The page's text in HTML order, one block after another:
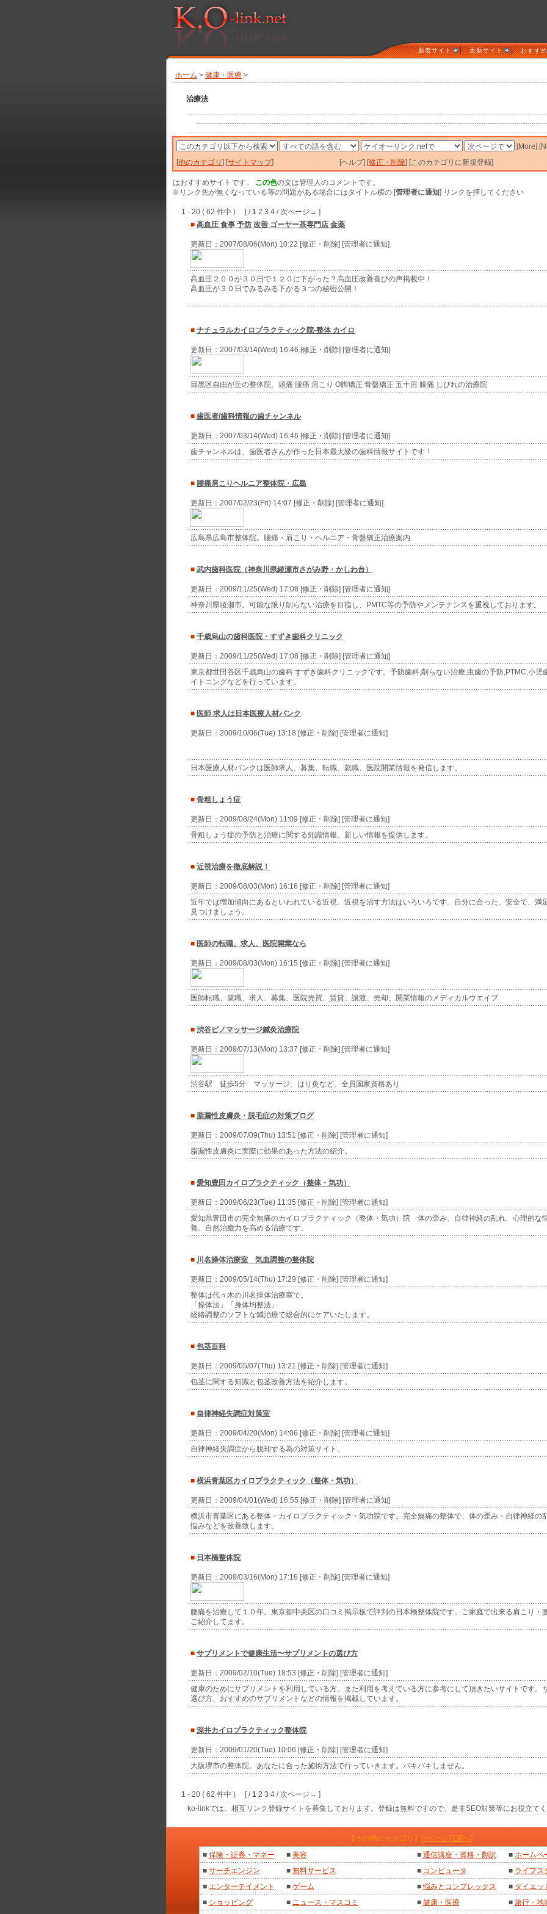
新着サイト | 更新サイト | おすす
ホーム > 健康・医療 >
治療法
[More]
[他のカテゴリ ] [サイトマップ] [ヘルプ] [修正・削除] [このカテゴリに新規登録]
はおすすめサイトです。 この色の文は管理人のコメントです。
※リンク先が無くなっている等の問題がある場合にはタイトル横の [管理者に通知] リンクを押してください
1 - 20 ( 62 件中 ) [ /1 2 3 4 / 次ページ→ ]
■ 高血圧 食事 予防 改善 ゴーヤー茶専門店 金薬
更新日：2007/08/06(Mon) 10:22 [修正・削除] [管理者に通知]
高血圧２００が３０日で１２０に下がった？高血圧改善喜びの声掲載中！
高血圧が３０日でみるみる下がる３つの秘密公開！
■ ナチュラルカイロプラクティック院-整体 カイロ
更新日：2007/03/14(Wed) 16:46 [修正・削除] [管理者に通知]
目黒区自由が丘の整体院。頭痛 腰痛 肩こり O脚矯正 骨盤矯正 五十肩 膝痛 しびれの治療院
■ 歯医者/歯科情報の歯チャンネル
更新日：2007/03/14(Wed) 16:46 [修正・削除] [管理者に通知]
歯チャンネルは、歯医者さんが作った日本最大級の歯科情報サイトです！
■ 腰痛肩こりヘルニア整体院・広島
更新日：2007/02/23(Fri) 14:07 [修正・削除] [管理者に通知]
広島県広島市整体院。腰痛・肩こり・ヘルニア・骨盤矯正治療案内
■ 武内歯科医院（神奈川県綾瀬市さがみ野・かしわ台）
更新日：2009/11/25(Wed) 17:08 [修正・削除] [管理者に通知]
神奈川県綾瀬市。可能な限り削らない治療を目指し、PMTC等の予防やメンテナンスを重視しております。
■ 千歳烏山の歯科医院・すずき歯科クリニック
更新日：2009/11/25(Wed) 17:08 [修正・削除] [管理者に通知]
東京都世田谷区千歳烏山の歯科 すずき歯科クリニックです。予防歯科,削らない治療,虫歯の予防,PTMC,小児
イトニングなどを行っています。
■ 医師 求人は日本医療人材バンク
更新日：2009/10/06(Tue) 13:18 [修正・削除] [管理者に通知]
日本医療人材バンクは医師求人、募集、転職、就職、医院開業情報を発信します。
■ 骨粗しょう症
更新日：2009/08/24(Mon) 11:09 [修正・削除] [管理者に通知]
骨粗しょう症の予防と治療に関する知識情報、新しい情報を提供します。
■ 近視治療を徹底解説！
更新日：2009/08/03(Mon) 16:16 [修正・削除] [管理者に通知]
近年では増加傾向にあるといわれている近視。近視を治す方法はいろいろです。自分に合った、安全で、満
見つけましょう。
■ 医師の転職、求人、医院開業なら
更新日：2009/08/03(Mon) 16:15 [修正・削除] [管理者に通知]
医師転職、就職、求人、募集、医院売買、賃貸、譲渡、売却、開業情報のメディカルウエイブ
■ 渋谷ピノマッサージ鍼灸治療院
更新日：2009/07/13(Mon) 13:37 [修正・削除] [管理者に通知]
渋谷駅 徒歩5分 マッサージ、はり灸など。全員国家資格あり
■ 脂漏性皮膚炎・脱毛症の対策ブログ
更新日：2009/07/09(Thu) 13:51 [修正・削除] [管理者に通知]
脂漏性皮膚炎に実際に効果のあった方法の紹介。
■ 愛知豊田カイロプラクティック（整体・気功）
更新日：2009/06/23(Tue) 11:35 [修正・削除] [管理者に通知]
愛知県豊田市の完全無痛のカイロプラクティック（整体・気功）院 体の歪み、自律神経の乱れ、心理的な
善。自然治癒力を高める治療です。
■ 川名操体治療室 気血調整の整体院
更新日：2009/05/14(Thu) 17:29 [修正・削除] [管理者に通知]
整体は代々木の川名操体治療室で。
「操体法」「身体均整法」
経絡調整のソフトな鍼治療で総合的にケアいたします。
■ 包茎百科
更新日：2009/05/07(Thu) 13:21 [修正・削除] [管理者に通知]
包茎に関する知識と包茎改善方法を紹介します。
■ 自律神経失調症対策室
更新日：2009/04/20(Mon) 14:06 [修正・削除] [管理者に通知]
自律神経失調症から脱却する為の対策サイト。
■ 横浜青葉区カイロプラクティック（整体・気功）
更新日：2009/04/01(Wed) 16:55 [修正・削除] [管理者に通知]
横浜市青葉区にある整体・カイロプラクティック・気功院です。完全無痛の整体で、体の歪み・自律神経の
悩みなどを改善致します。
■ 日本橋整体院
更新日：2009/03/16(Mon) 17:16 [修正・削除] [管理者に通知]
腰痛を治療して１０年。東京都中央区の口コミ掲示板で評判の日本橋整体院です。ご家庭で出来る肩こり・
ご紹介してます。
■ サプリメントで健康生活〜サプリメントの選び方
更新日：2009/02/10(Tue) 18:53 [修正・削除] [管理者に通知]
健康のためにサプリメントを利用している方、また利用を考えている方に参考にして頂きたいサイトです。
選び方、おすすめのサプリメントなどの情報を掲載しています。
■ 深井カイロプラクティック整体院
更新日：2009/01/20(Tue) 10:06 [修正・削除] [管理者に通知]
大阪堺市の整体院。あなたに合った施術方法で行っていきます。バキバキしません。
1 - 20 ( 62 件中 ) [ /1 2 3 4 / 次ページ→ ]
ko-linkでは、相互リンク登録サイトを募集しております。登録は無料ですので、是非SEO対策等にお役立てく
【その他のカテゴリ】[↑ページTOPへ]
■ 保険・証券・マネー ■ 美容 ■ 通信講座・資格・翻訳 ■ ホームペ
■ サーチエンジン ■ 無料サービス ■ コンピュータ ■ ライフス
■ エンターテイメント ■ ゲーム ■悩みとコンプレックス ■ ダイエッ
■ ショッピング ■ ニュース・マスコミ ■ 健康・医療 ■ 旅行・地